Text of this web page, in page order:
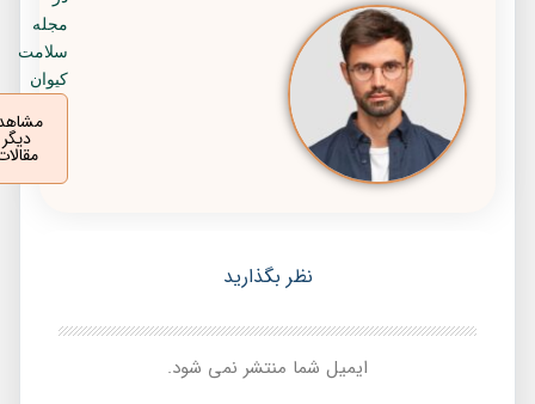
سلامت
کیوان
مشاهده
مقالات
نظر بگذارید
ایمیل شما منتشر نمی شود.